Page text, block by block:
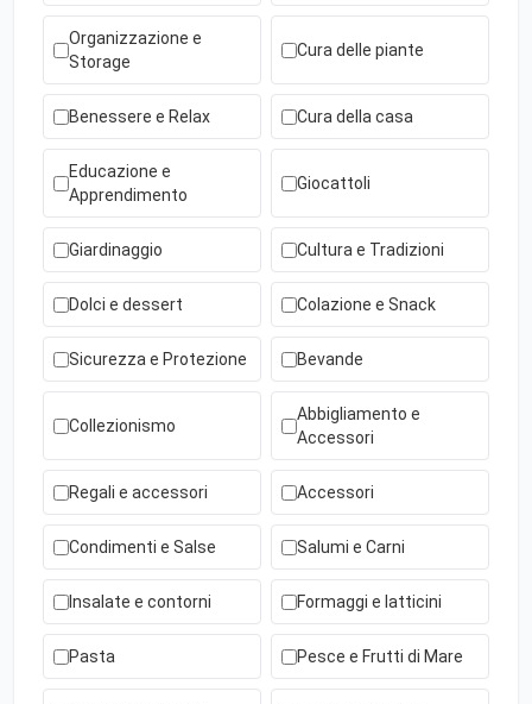
Organizzazione e
Storage
Cura delle piante
Benessere e Relax Cura della casa
Educazione e
Apprendimento
Giocattoli
Giardinaggio Cultura e Tradizioni
Dolci e dessert Colazione e Snack
Sicurezza e Protezione Bevande
Collezionismo
Abbigliamento e
Accessori
Regali e accessori Accessori
Condimenti e Salse Salumi e Carni
Insalate e contorni Formaggi e latticini
Pasta Pesce e Frutti di Mare